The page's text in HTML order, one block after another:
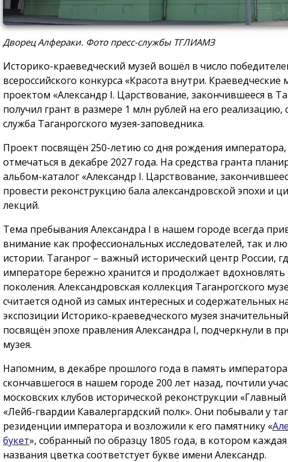
Дворец Алфераки. Фото пресс-службы ТГЛИАМЗ
Историко-краеведческий музей вошёл в число
всероссийского конкурса «Красота внутри. Краеведческие
проектом «Александр I. Царствование, закончившееся в
получил грант в размере 1 млн рублей на его реализацию,
служба Таганрогского музея-заповедника.
Проект посвящён 250-летию со дня рождения императора,
отмечаться в декабре 2027 года. На средства гранта
альбом-каталог «Александр I. Царствование,
провести реконструкцию бала александровской эпохи и
лекций.
Тема пребывания Александра I в нашем городе всегда
внимание как профессиональных исследователей, так и
истории. Таганрог – важный исторический центр России,
императоре бережно хранится и продолжает
поколения. Александровская коллекция Таганрогского
считается одной из самых интересных и содержательных
экспозиции Историко-краеведческого музея
посвящён эпохе правления Александра I, подчеркнули в
музея.
Напомним, в декабре прошлого года в память императора
скончавшегося в нашем городе 200 лет назад, почтили
московских клубов исторической реконструкции
«Лейб-гвардии Кавалергардский полк». Они побывали у
резиденции императора и возложили к его памятнику «
букет», собранный по образцу 1805 года, в котором
названия цветка соответстует букве имени Александр.